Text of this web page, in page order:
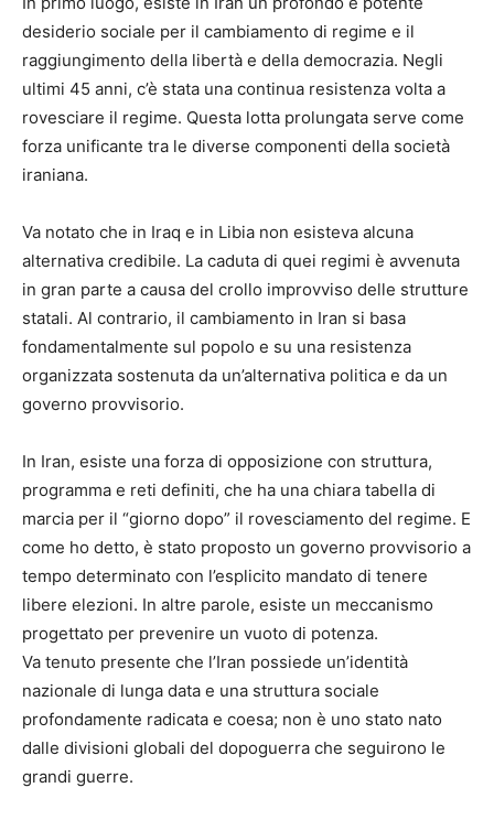
desiderio sociale per il cambiamento di regime e il
raggiungimento della libertà e della democrazia. Negli
ultimi 45 anni, c’è stata una continua resistenza volta a
rovesciare il regime. Questa lotta prolungata serve come
forza unificante tra le diverse componenti della società
iraniana.
Va notato che in Iraq e in Libia non esisteva alcuna
alternativa credibile. La caduta di quei regimi è avvenuta
in gran parte a causa del crollo improvviso delle strutture
statali. Al contrario, il cambiamento in Iran si basa
fondamentalmente sul popolo e su una resistenza
organizzata sostenuta da un’alternativa politica e da un
governo provvisorio.
In Iran, esiste una forza di opposizione con struttura,
programma e reti definiti, che ha una chiara tabella di
marcia per il “giorno dopo” il rovesciamento del regime. E
come ho detto, è stato proposto un governo provvisorio a
tempo determinato con l’esplicito mandato di tenere
libere elezioni. In altre parole, esiste un meccanismo
progettato per prevenire un vuoto di potenza.
Va tenuto presente che l’Iran possiede un’identità
nazionale di lunga data e una struttura sociale
profondamente radicata e coesa; non è uno stato nato
dalle divisioni globali del dopoguerra che seguirono le
grandi guerre.